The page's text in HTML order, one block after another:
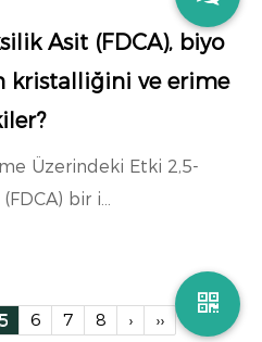
Asit (FDCA), biyo
kristalliğini ve erime
Üzerindeki Etki 2,5-
bir i...
5 6 7 8 › ››